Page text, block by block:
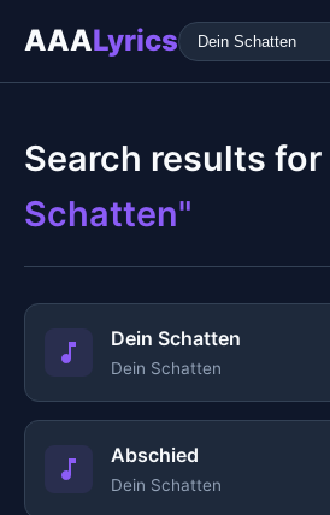
AAALyrics
Search results for
Schatten"
Dein Schatten
Dein Schatten
Abschied
Dein Schatten